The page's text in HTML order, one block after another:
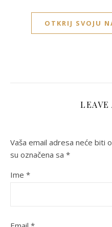
OTKRIJ SVOJU
LEAVE
Vaša email adresa neće biti
su označena sa *
Ime *